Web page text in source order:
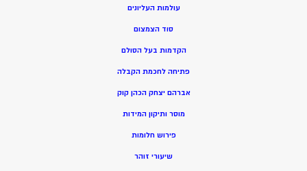
עולמות העליונים
סוד הצמצום
הקדמות בעל הסולם
פתיחה לחכמת הקבלה
אברהם יצחק הכהן קוק
מוסר ותיקון המידות
פירוש חלומות
שיעורי זוהר